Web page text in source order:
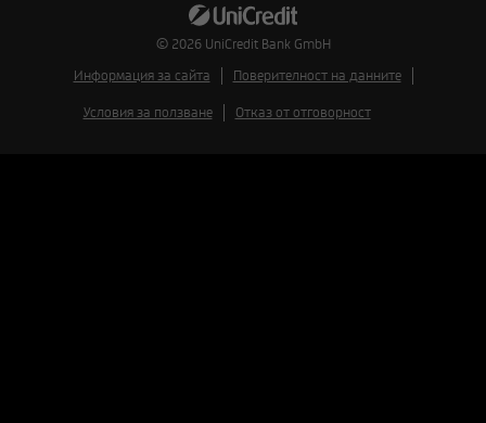
© 2026 UniCredit Bank GmbH
Информация за сайта
Поверителност на данните
Условия за ползване Отказ от отговорност